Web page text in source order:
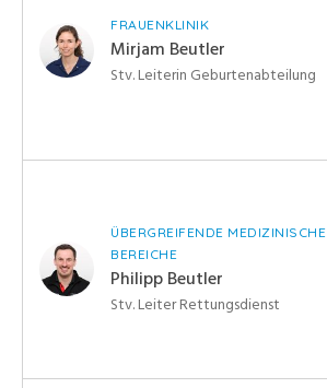
FRAUENKLINIK
Mirjam Beutler
Stv. Leiterin Geburtenabteilung
ÜBERGREIFENDE MEDIZINISCHE
BEREICHE
Philipp Beutler
Stv. Leiter Rettungsdienst